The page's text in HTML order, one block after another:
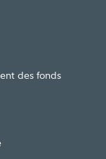
des fonds